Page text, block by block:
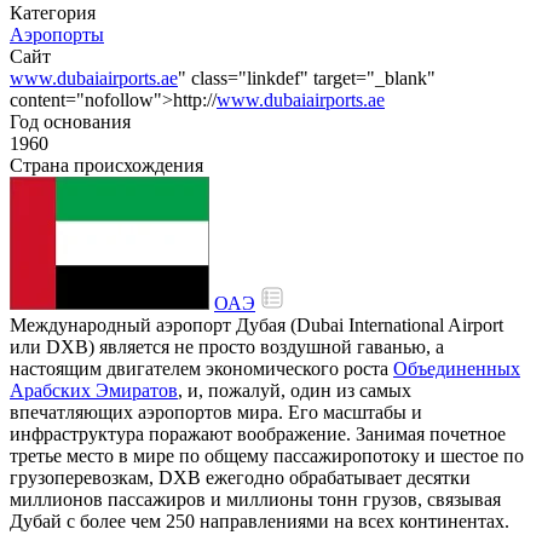
Категория
Аэропорты
Сайт
www.dubaiairports.ae" class="linkdef" target="_blank"
content="nofollow">http://www.dubaiairports.ae
Год основания
1960
Страна происхождения
ОАЭ
Международный аэропорт Дубая (Dubai International Airport
или DXB) является не просто воздушной гаванью, а
настоящим двигателем экономического роста Объединенных
Арабских Эмиратов, и, пожалуй, один из самых
впечатляющих аэропортов мира. Его масштабы и
инфраструктура поражают воображение. Занимая почетное
третье место в мире по общему пассажиропотоку и шестое по
грузоперевозкам, DXB ежегодно обрабатывает десятки
миллионов пассажиров и миллионы тонн грузов, связывая
Дубай с более чем 250 направлениями на всех континентах.